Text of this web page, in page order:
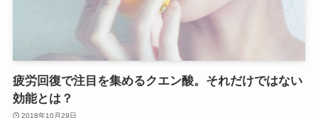
疲労回復で注目を集めるクエン酸。それだけではない
効能とは？
2018年10月29日